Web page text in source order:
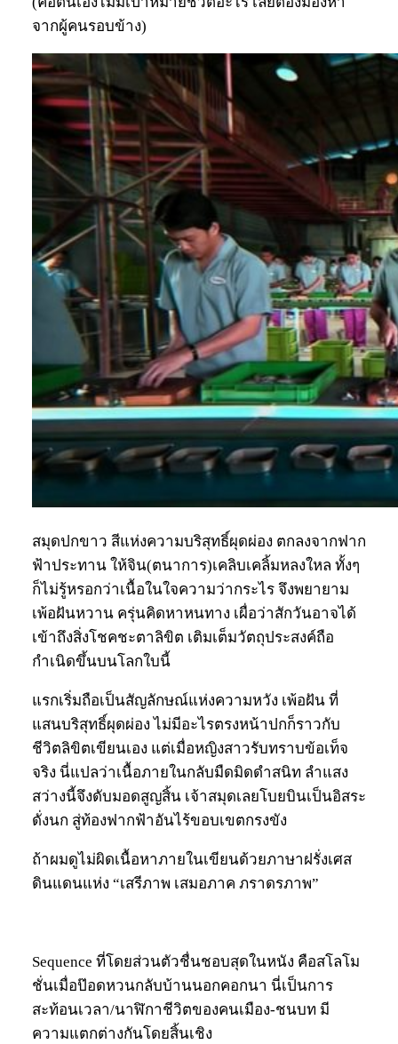
จากผู้คนรอบข้าง)
สมุดปกขาว สีแห่งความบริสุทธิ์ผุดผ่อง ตกลงจากฟาก
ฟ้าประทาน ให้จิน(ตนาการ)เคลิบเคลิ้มหลงใหล ทั้งๆ
ก็ไม่รู้หรอกว่าเนื้อในใจความว่ากระไร จึงพยายาม
เพ้อฝันหวาน ครุ่นคิดหาหนทาง เผื่อว่าสักวันอาจได้
เข้าถึงสิ่งโชคชะตาลิขิต เติมเต็มวัตถุประสงค์ถือ
กำเนิดขึ้นบนโลกใบนี้
แรกเริ่มถือเป็นสัญลักษณ์แห่งความหวัง เพ้อฝัน ที่
แสนบริสุทธิ์ผุดผ่อง ไม่มีอะไรตรงหน้าปกก็ราวกับ
ชีวิตลิขิตเขียนเอง แต่เมื่อหญิงสาวรับทราบข้อเท็จ
จริง นี่แปลว่าเนื้อภายในกลับมืดมิดดำสนิท ลำแสง
สว่างนี้จึงดับมอดสูญสิ้น เจ้าสมุดเลยโบยบินเป็นอิสระ
ดั่งนก สู่ท้องฟากฟ้าอันไร้ขอบเขตกรงขัง
ถ้าผมดูไม่ผิดเนื้อหาภายในเขียนด้วยภาษาฝรั่งเศส
ดินแดนแห่ง “เสรีภาพ เสมอภาค ภราดรภาพ”
Sequence ที่โดยส่วนตัวชื่นชอบสุดในหนัง คือสโลโม
ชั่นเมื่อป๊อดหวนกลับบ้านนอกคอกนา นี่เป็นการ
สะท้อนเวลา/นาฬิกาชีวิตของคนเมือง-ชนบท มี
ความแตกต่างกันโดยสิ้นเชิง